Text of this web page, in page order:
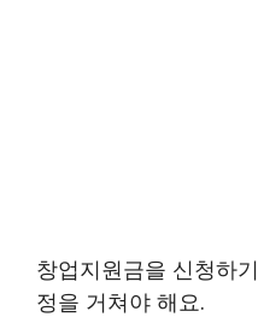
창업지원금을 신청하
정을 거쳐야 해요.